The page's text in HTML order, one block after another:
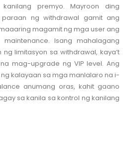
premyo. Mayroon ding
ng withdrawal gamit ang
magamit ng mga user ang
Isang mahalagang
limitasyon sa withdrawal, kaya’t
mag-upgrade ng VIP level. Ang
kalayaan sa mga manlalaro na i-
anumang oras, kahit gaano
sa kanila sa kontrol ng kanilang